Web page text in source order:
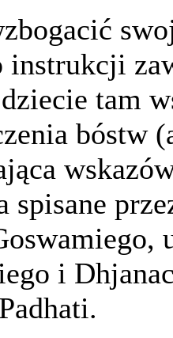
instrukcji
tam
bóstw
spisane
i